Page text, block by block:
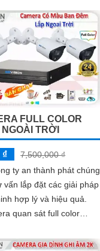
FULL COLOR
TRỜI
₫
7,500,000 ₫
ty an thành phát chúng
vấn lắp đặt các giải pháp
hợp lý và hiệu quả.
quan sát full color